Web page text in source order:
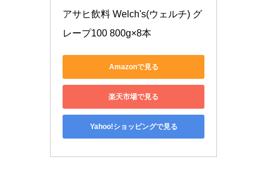
アサヒ飲料 Welch's(ウェルチ) グ
レープ100 800g×8本
Amazonで見る
楽天市場で見る
Yahoo!ショッピングで見る